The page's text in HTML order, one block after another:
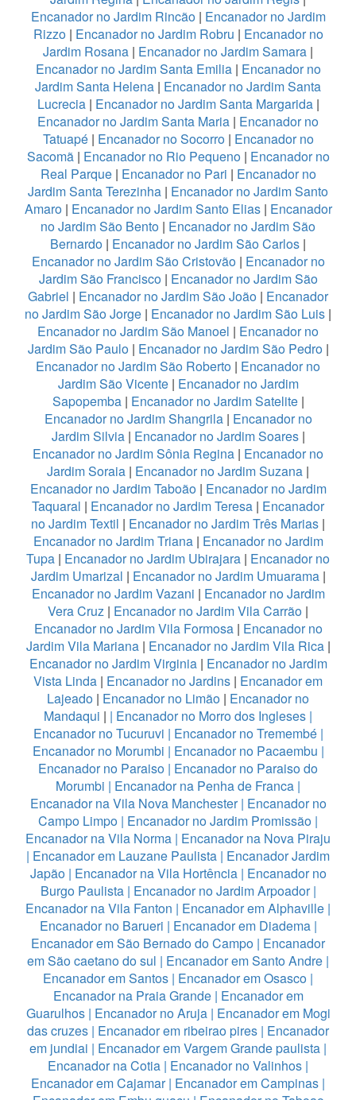
Encanador no Jardim Rincão| Encanador no Jardim
Rizzo| Encanador no Jardim Robru | Encanador no
Jardim Rosana | Encanador no Jardim Samara |
Encanador no Jardim Santa Emilia| Encanador no
Jardim Santa Helena | Encanador no Jardim Santa
Lucrecia| Encanador no Jardim Santa Margarida|
Encanador no Jardim Santa Maria | Encanador no
Tatuapé| Encanador no Socorro| Encanador no
Sacomã| Encanador no Rio Pequeno| Encanador no
Real Parque| Encanador no Pari | Encanador no
Jardim Santa Terezinha | Encanador no Jardim Santo
Amaro| Encanador no Jardim Santo Elias| Encanador
no Jardim São Bento | Encanador no Jardim São
Bernardo | Encanador no Jardim São Carlos |
Encanador no Jardim São Cristovão| Encanador no
Jardim São Francisco| Encanador no Jardim São
Gabriel | Encanador no Jardim São João | Encanador
no Jardim São Jorge | Encanador no Jardim São Luis |
Encanador no Jardim São Manoel | Encanador no
Jardim São Paulo| Encanador no Jardim São Pedro|
Encanador no Jardim São Roberto | Encanador no
Jardim São Vicente| Encanador no Jardim
Sapopemba| Encanador no Jardim Satelite|
Encanador no Jardim Shangrila| Encanador no
Jardim Silvia| Encanador no Jardim Soares|
Encanador no Jardim Sônia Regina | Encanador no
Jardim Soraia | Encanador no Jardim Suzana |
Encanador no Jardim Taboão| Encanador no Jardim
Taquaral | Encanador no Jardim Teresa | Encanador
no Jardim Textil | Encanador no Jardim Três Marias |
Encanador no Jardim Triana| Encanador no Jardim
Tupa | Encanador no Jardim Ubirajara | Encanador no
Jardim Umarizal | Encanador no Jardim Umuarama|
Encanador no Jardim Vazani | Encanador no Jardim
Vera Cruz | Encanador no Jardim Vila Carrão |
Encanador no Jardim Vila Formosa| Encanador no
Jardim Vila Mariana| Encanador no Jardim Vila Rica|
Encanador no Jardim Virginia| Encanador no Jardim
Vista Linda | Encanador no Jardins | Encanador em
Lajeado | Encanador no Limão | Encanador no
Mandaqui | | Encanador no Morro dos Ingleses |
Encanador no Tucuruvi | Encanador no Tremembé|
Encanador no Morumbi | Encanador no Pacaembu |
Encanador no Paraiso | Encanador no Paraiso do
Morumbi | Encanador na Penha de Franca |
Encanador na Vila Nova Manchester| Encanador no
Campo Limpo | Encanador no Jardim Promissão |
Encanador na Vila Norma | Encanador na Nova Piraju
| Encanador em Lauzane Paulista | Encanador Jardim
Japão| Encanador na Vila Hortência| Encanador no
Burgo Paulista| Encanador no Jardim Arpoador|
Encanador na Vila Fanton | Encanador em Alphaville |
Encanador no Barueri | Encanador em Diadema|
Encanador em São Bernado do Campo | Encanador
em São caetano do sul | Encanador em Santo Andre |
Encanador em Santos | Encanador em Osasco |
Encanador na Praia Grande| Encanador em
Guarulhos| Encanador no Aruja| Encanador em Mogi
das cruzes | Encanador em ribeirao pires | Encanador
em jundiai | Encanador em Vargem Grande paulista |
Encanador na Cotia | Encanador no Valinhos |
Encanador em Cajamar| Encanador em Campinas |